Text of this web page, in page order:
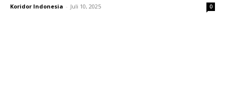
Koridor Indonesia - Juli 10, 2025 0